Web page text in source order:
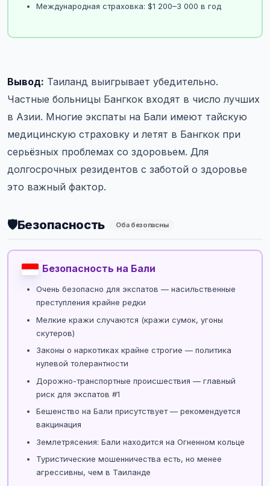
Международная страховка: $1 200–3 000 в год
Вывод: Таиланд выигрывает убедительно.
Частные больницы Бангкок входят в число лучших
в Азии. Многие экспаты на Бали имеют тайскую
медицинскую страховку и летят в Бангкок при
серьёзных проблемах со здоровьем. Для
долгосрочных резидентов с заботой о здоровье
это важный фактор.
🛡️Безопасность Оба безопасны
Безопасность на Бали
Очень безопасно для экспатов — насильственные
преступления крайне редки
Мелкие кражи случаются (кражи сумок, угоны
скутеров)
Законы о наркотиках крайне строгие — политика
нулевой толерантности
Дорожно-транспортные происшествия — главный
риск для экспатов #1
Бешенство на Бали присутствует — рекомендуется
вакцинация
Землетрясения: Бали находится на Огненном кольце
Туристические мошенничества есть, но менее
агрессивны, чем в Таиланде